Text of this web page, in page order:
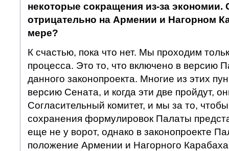
некоторые сокращения из-за экономии.
отрицательно на Армении и Нагорном
мере?
К счастью, пока что нет. Мы проходим
процесса. Это то, что включено в версию
данного законопроекта. Многие из этих
версию Сената, и когда эти две пройдут,
Согласительный комитет, и мы за то,
сохранения формулировок Палаты
еще не у ворот, однако в законопроекте
положение Армении и Нагорного